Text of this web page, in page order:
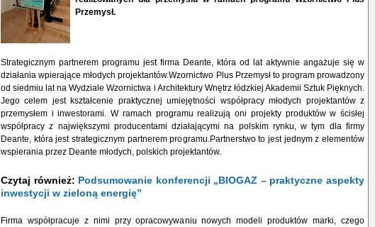
Przemysł.
Strategicznym partnerem programu jest firma Deante, która od lat aktywnie angażuje się w
działania wpierające młodych projektantów.Wzornictwo Plus Przemysł to program prowadzony
od siedmiu lat na Wydziale Wzornictwa i Architektury Wnętrz łódzkiej Akademii Sztuk Pięknych.
Jego celem jest kształcenie praktycznej umiejętności współpracy młodych projektantów z
przemysłem i inwestorami. W ramach programu realizują oni projekty produktów w ścisłej
współpracy z największymi producentami działającymi na polskim rynku, w tym dla firmy
Deante, która jest strategicznym partnerem programu.Partnerstwo to jest jednym z elementów
wspierania przez Deante młodych, polskich projektantów.
Czytaj również: Podsumowanie konferencji „BIOGAZ – praktyczne aspekty
inwestycji w zieloną energię”
Firma współpracuje z nimi przy opracowywaniu nowych modeli produktów marki, czego